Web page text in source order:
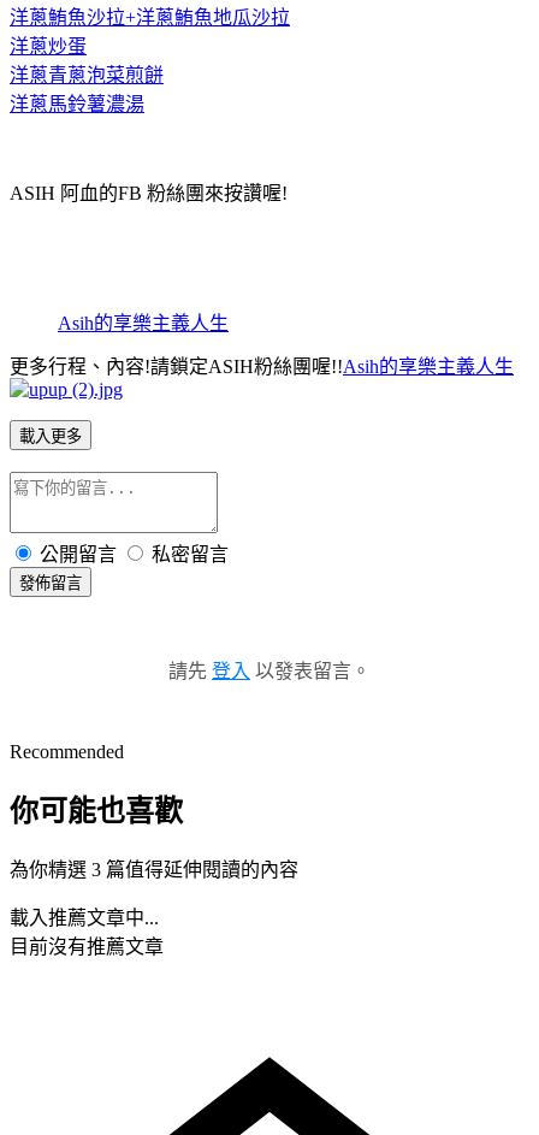
洋蔥鮪魚沙拉+洋蔥鮪魚地瓜沙拉
洋蔥炒蛋
洋蔥青蔥泡菜煎餅
洋蔥馬鈴薯濃湯
ASIH 阿血的FB 粉絲團 來按讚喔!
Asih的享樂主義人生
更多行程、內容!請鎖定ASIH粉絲團喔!!Asih的享樂主義人生
載入更多
公開留言 私密留言
發佈留言
請先 登入 以發表留言。
Recommended
你可能也喜歡
為你精選 3 篇值得延伸閱讀的內容
載入推薦文章中...
目前沒有推薦文章